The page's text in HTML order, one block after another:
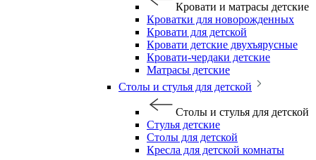
Кровати и матрасы детские
Кроватки для новорожденных
Кровати для детской
Кровати детские двухъярусные
Кровати-чердаки детские
Матрасы детские
Столы и стулья для детской
Столы и стулья для детской
Стулья детские
Столы для детской
Кресла для детской комнаты